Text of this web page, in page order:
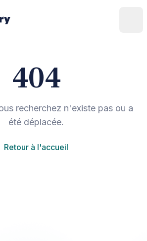
404
recherchez n'existe pas ou a
été déplacée.
Retour à l'accueil